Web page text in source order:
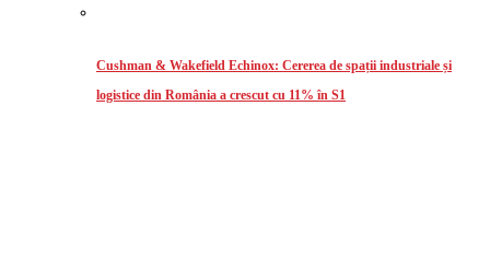
Cushman & Wakefield Echinox: Cererea de spații industriale și
logistice din România a crescut cu 11% în S1